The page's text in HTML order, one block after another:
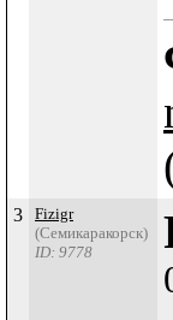
3
Fizigr
(Семикаракорск)
ID: 9778